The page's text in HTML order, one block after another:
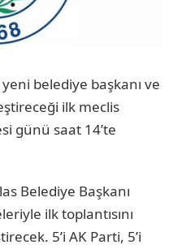
belediye başkanı ve
ilk meclis
günü saat 14’te
Belediye Başkanı
ilk toplantısını
5’i AK Parti, 5’i